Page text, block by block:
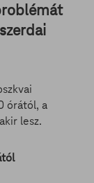
órától, a
lesz.